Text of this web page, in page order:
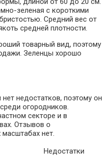
зеленая с короткими
Средний вес от
средней плотности.
товарный вид, поэтому
Зеленцы хорошо
недостатков, поэтому он
огородников.
секторе и в
Отзывов о
нет.
Недостатки